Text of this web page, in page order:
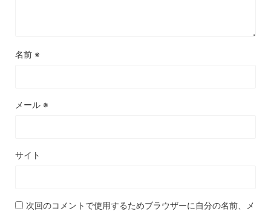
名前 ※
メール ※
サイト
次回のコメントで使用するためブラウザーに自分の名前、メ